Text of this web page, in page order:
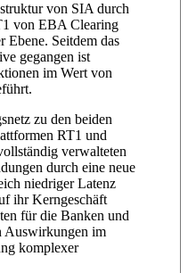
von SIA durch
von EBA Clearing
Ebene. Seitdem das
gegangen ist
im Wert von
zu den beiden
RT1 und
verwalteten
durch eine neue
niedriger Latenz
ihr Kerngeschäft
für die Banken und
Auswirkungen im
komplexer